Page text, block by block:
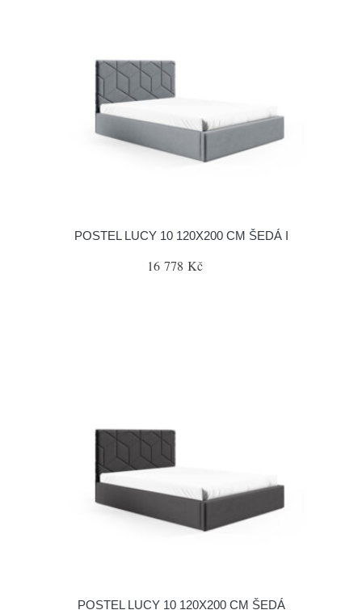
POSTEL LUCY 10 120X200 CM ŠEDÁ I
16 778 Kč
POSTEL LUCY 10 120X200 CM ŠEDÁ